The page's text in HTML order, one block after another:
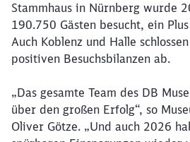
Stammhaus in Nürnberg wurde
190.750 Gästen besucht, ein
Auch Koblenz und Halle
positiven Besuchsbilanzen ab.
„Das gesamte Team des DB
über den großen Erfolg“, so
Oliver Götze. „Und auch 2026